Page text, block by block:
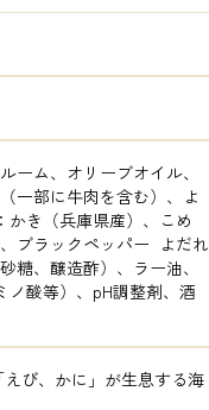
ーム、オリーブオイル、
一部に牛肉を含む）、よ
かき（兵庫県産）、こめ
ブラックペッパー  よだれ
糖、醸造酢）、ラー油、
酸等）、pH調整剤、酒
び、かに」が生息する海